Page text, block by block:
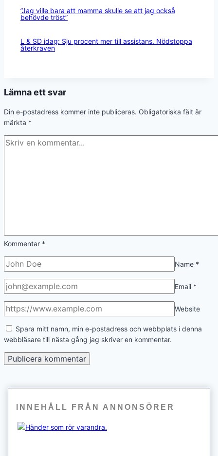
”Jag ville bara att mamma skulle se att jag också
behövde tröst”
L & SD idag: Sju procent mer till assistans. Nödstoppa
återkraven
Lämna ett svar
Din e-postadress kommer inte publiceras. Obligatoriska fält är
märkta *
Kommentar *
Name *
Email *
Website
Spara mitt namn, min e-postadress och webbplats i denna
webbläsare till nästa gång jag skriver en kommentar.
INNEHÅLL FRÅN ANNONSÖRER